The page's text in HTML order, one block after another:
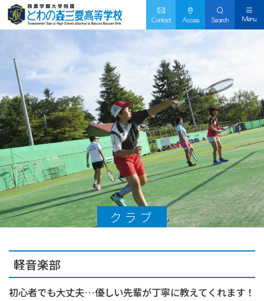
Contact Access Search Menu
クラブ
軽音楽部
初心者でも大丈夫…優しい先輩が丁寧に教えてくれます！